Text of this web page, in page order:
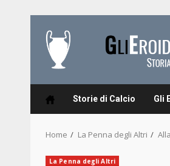
content
Storie di Calcio Gli
Home La Penna degli Altri
La Penna degli Altri